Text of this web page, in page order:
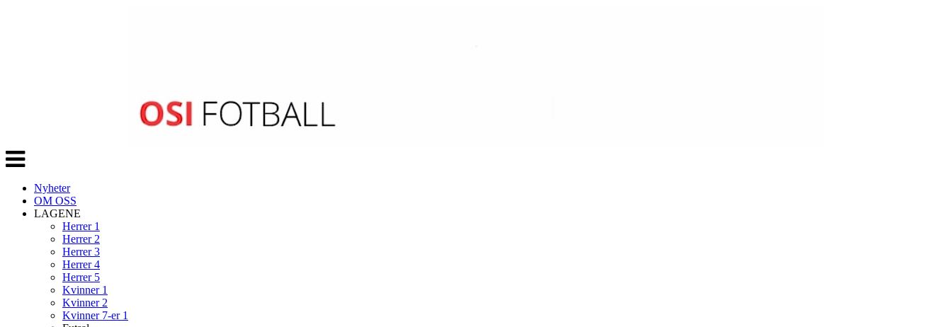
Veksle
navigasjon
Nyheter
OM OSS
LAGENE
Herrer 1
Herrer 2
Herrer 3
Herrer 4
Herrer 5
Kvinner 1
Kvinner 2
Kvinner 7-er 1